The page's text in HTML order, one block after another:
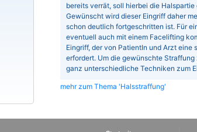
bereits verrät, soll hierbei die
Gewünscht wird dieser Eingriff daher
schon deutlich fortgeschritten ist. Für
eventuell auch mit einem Facelifting
Eingriff, der von PatientIn und Arzt
erfordert. Um die gewünschte
ganz unterschiedliche Techniken zum
mehr zum Thema 'Halsstraffung'